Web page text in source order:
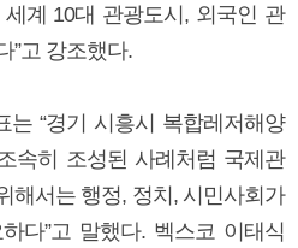
계 10대 관광도시, 외국인 관
”고 강조했다.
는 “경기 시흥시 복합레저해양
속히 조성된 사례처럼 국제관
해서는 행정, 정치, 시민사회가
다”고 말했다. 벡스코 이태식